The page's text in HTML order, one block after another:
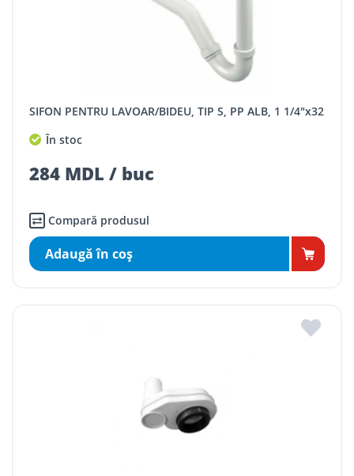
SIFON PENTRU LAVOAR/BIDEU, TIP S, PP ALB, 1 1/4"x32
În stoc
284 MDL / buc
Compară produsul
Adaugă în coş